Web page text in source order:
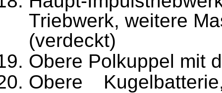
Triebwerk, weitere
(verdeckt)
Obere Polkuppel mit
Obere